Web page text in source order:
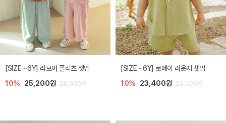
[SIZE ~6Y] 리모어 플리츠 셋업
10% 25,200원 28,000원
[SIZE ~6Y] 로메이 라운지 셋업
10% 23,400원 26,000원